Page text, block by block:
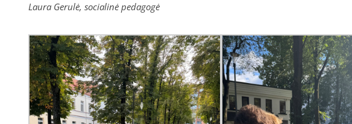
Laura Gerulė, socialinė pedagogė